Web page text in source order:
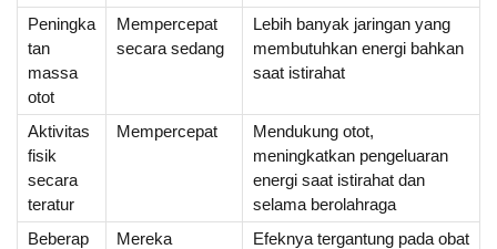
Peningka
tan
massa
otot
Mempercepat
secara sedang
Lebih banyak jaringan yang
membutuhkan energi bahkan
saat istirahat
Aktivitas
fisik
secara
teratur
Mempercepat
Mendukung otot,
meningkatkan pengeluaran
energi saat istirahat dan
selama berolahraga
Beberap
Mereka
Efeknya tergantung pada obat